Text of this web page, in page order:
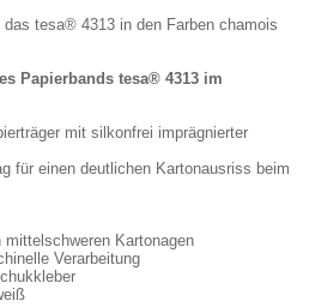
das tesa® 4313 in den Farben chamois
Papierbands tesa® 4313 im
mit silkonfrei imprägnierter
für einen deutlichen Kartonausriss beim
Kartonagen
Verarbeitung